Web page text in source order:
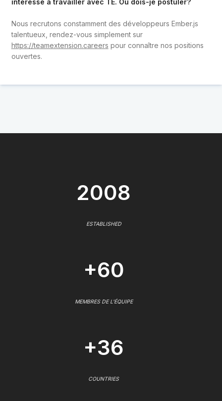
Nous recrutons constamment des développeurs Ember.js
talentueux, rendez-vous simplement sur
https://teamextension.careers pour connaître nos positions
ouvertes.
2008
ESTABLISHED
+60
MEMBRES DE L'ÉQUIPE
+36
COUNTRIES